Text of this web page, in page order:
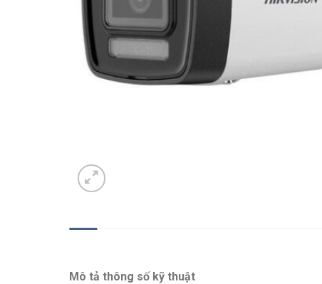
Mô tả thông số kỹ thuật